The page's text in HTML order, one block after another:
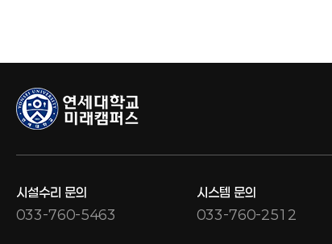
시설수리 문의
033-760-5463
시스템 문의
033-760-2512